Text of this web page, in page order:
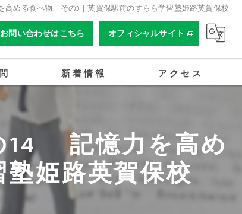
める食べ物 その3｜英賀保駅前のすらら学習塾姫路英賀保校
お問い合わせはこちら オフィシャルサイト
新着情報 アクセス
14 記憶力を高め
姫路英賀保校